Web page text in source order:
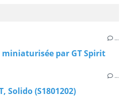
…
miniaturisée par GT Spirit
…
Solido (S1801202)